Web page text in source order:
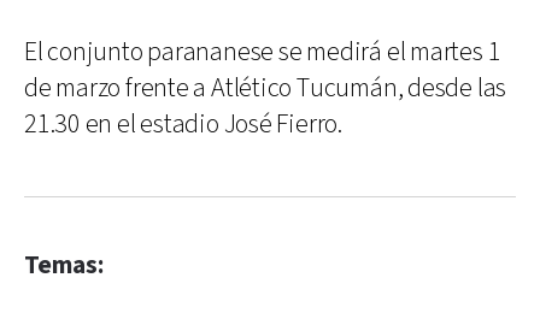
El conjunto parananese se medirá el martes 1
de marzo frente a Atlético Tucumán, desde las
21.30 en el estadio José Fierro.
Temas: